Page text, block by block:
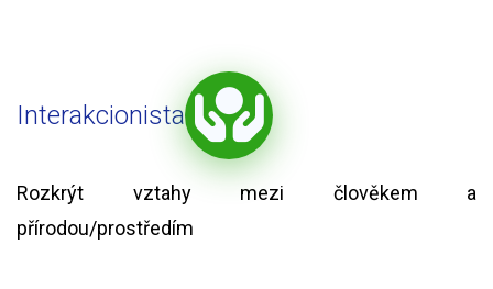
Interakcionista
Rozkrýt vztahy mezi člověkem a
přírodou/prostředím